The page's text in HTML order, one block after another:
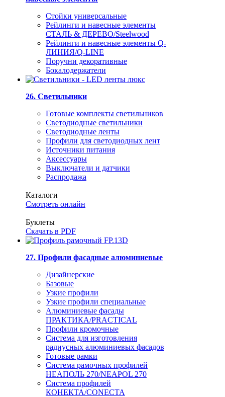
Стойки универсальные
Рейлинги и навесные элементы
СТАЛЬ & ДЕРЕВО/Steelwood
Рейлинги и навесные элементы Q-
ЛИНИЯ/Q-LINE
Поручни декоративные
Бокалодержатели
26. Светильники
Готовые комплекты светильников
Светодиодные светильники
Светодиодные ленты
Профили для светодиодных лент
Источники питания
Аксессуары
Выключатели и датчики
Распродажа
Каталоги
Смотреть онлайн
Буклеты
Скачать в PDF
27. Профили фасадные алюминиевые
Дизайнерские
Базовые
Узкие профили
Узкие профили специальные
Алюминиевые фасады
ПРАКТИКА/PRACTICAL
Профили кромочные
Система для изготовления
радиусных алюминиевых фасадов
Готовые рамки
Система рамочных профилей
НЕАПОЛЬ 270/NEAPOL 270
Система профилей
КОНЕКТА/CONECTA